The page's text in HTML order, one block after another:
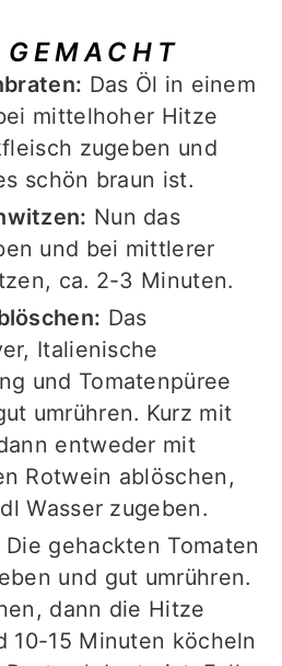
Das Öl in einem
mittelhoher Hitze
zugeben und
schön braun ist.
Nun das
und bei mittlerer
ca. 2-3 Minuten.
Das
Italienische
und Tomatenpüree
umrühren. Kurz mit
entweder mit
Rotwein ablöschen,
Wasser zugeben.
Die gehackten Tomaten
und gut umrühren.
dann die Hitze
10-15 Minuten köcheln